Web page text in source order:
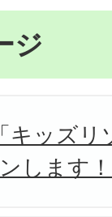
ジ
キッズリ
します！